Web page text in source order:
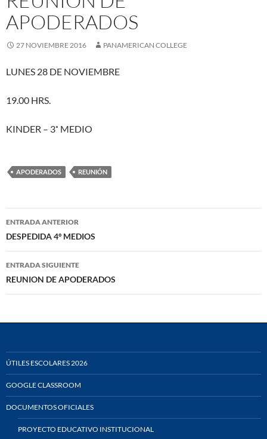
APODERADOS
27 NOVIEMBRE 2016 PANAMERICAN COLLEGE
LUNES 28 DE NOVIEMBRE
19.00 HRS.
KINDER – 3˚ MEDIO
APODERADOS REUNIÓN
Navegación
de
entradas
ENTRADA ANTERIOR
DESPEDIDA 4º MEDIOS
ENTRADA SIGUIENTE
REUNION DE APODERADOS
ÚTILES ESCOLARES 2026
GOOGLE CLASSROOM
DOCUMENTOS OFICIALES
PROYECTO EDUCATIVO INSTITUCIONAL